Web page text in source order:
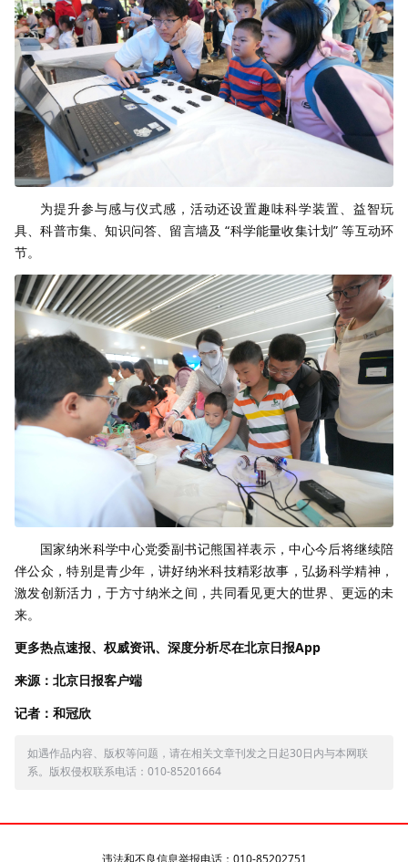
为提升参与感与仪式感，活动还设置趣味科学装置、益智玩
具、科普市集、知识问答、留言墙及 “科学能量收集计划” 等互动环
节。
国家纳米科学中心党委副书记熊国祥表示，中心今后将继续陪
伴公众，特别是青少年，讲好纳米科技精彩故事，弘扬科学精神，
激发创新活力，于方寸纳米之间，共同看见更大的世界、更远的未
来。
更多热点速报、权威资讯、深度分析尽在北京日报App
来源：北京日报客户端
记者：和冠欣
如遇作品内容、版权等问题，请在相关文章刊发之日起30日内与本网联
系。版权侵权联系电话：010-85201664
违法和不良信息举报电话：010-85202751